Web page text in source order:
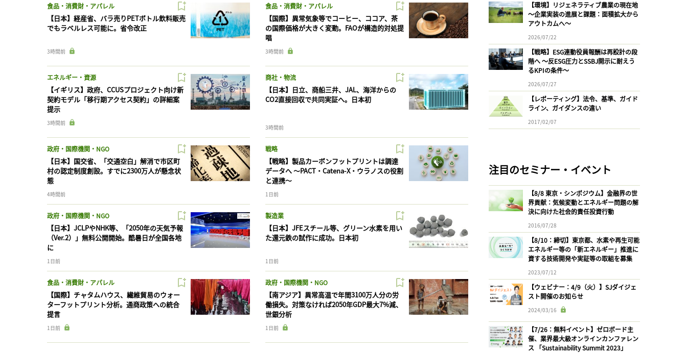
食品・消費財・アパレル
【日本】経産省、バラ売りPETボトル飲料販売
でもラベルレス可能に。省令改正
3時間前
食品・消費財・アパレル
【国際】異常気象等でコーヒー、ココア、茶
の国際価格が大きく変動。FAOが構造的対処提
唱
3時間前
エネルギー・資源
【イギリス】政府、CCUSプロジェクト向け新
契約モデル「移行期アクセス契約」の詳細案
提示
3時間前
商社・物流
【日本】日立、商船三井、JAL、海洋からの
CO2直接回収で共同実証へ。日本初
3時間前
政府・国際機関・NGO
【日本】国交省、「交通空白」解消で市区町
村の認定制度創設。すでに2300万人が懸念状
態
4時間前
戦略
【戦略】製品カーボンフットプリントは調達
データへ 〜PACT・Catena-X・ウラノスの役割
と連携〜
1日前
政府・国際機関・NGO
【日本】JCLPやNHK等、「2050年の天気予報
（Ver.2）」無料公開開始。酷暑日が全国各地
に
1日前
製造業
【日本】JFEスチール等、グリーン水素を用い
た還元鉄の試作に成功。日本初
1日前
食品・消費財・アパレル
【国際】チャタムハウス、繊維貿易のウォー
ターフットプリント分析。通商政策への統合
提言
1日前
政府・国際機関・NGO
【南アジア】異常高温で年間3100万人分の労
働損失。対策なければ2050年GDP最大7%減、
世銀分析
1日前
【環境】リジェネラティブ農業の現在地
〜企業実装の進展と課題：面積拡大から
アウトカムへ〜
2026/07/22
【戦略】ESG連動役員報酬は再設計の段
階へ 〜反ESG圧力とSSBJ開示に耐えう
るKPIの条件〜
2026/07/27
【レポーティング】法令、基準、ガイド
ライン、ガイダンスの違い
2017/02/07
注目のセミナー・イベント
【8/8 東京・シンポジウム】金融界の世
界貢献：気候変動とエネルギー問題の解
決に向けた社会的責任投資行動
2016/07/28
【8/10：締切】東京都、水素や再生可能
エネルギー等の「新エネルギー」推進に
資する技術開発や実証等の取組を募集
2023/07/12
【ウェビナー：4/9（火）】SJダイジェ
スト開催のお知らせ
2024/03/16
【7/26：無料イベント】ゼロボード主
催、業界最大級オンラインカンファレン
ス 「Sustainability Summit 2023」